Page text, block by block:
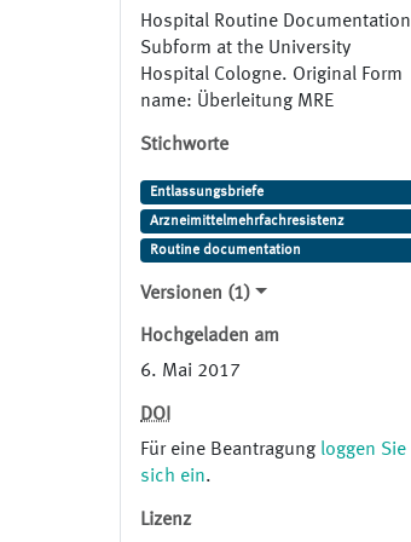
Hospital Routine Documentation
Subform at the University
Hospital Cologne. Original Form
name: Überleitung MRE
Stichworte
Entlassungsbriefe
Arzneimittelmehrfachresistenz
Routine documentation
Versionen (1)
Hochgeladen am
6. Mai 2017
DOI
Für eine Beantragung loggen Sie
sich ein.
Lizenz